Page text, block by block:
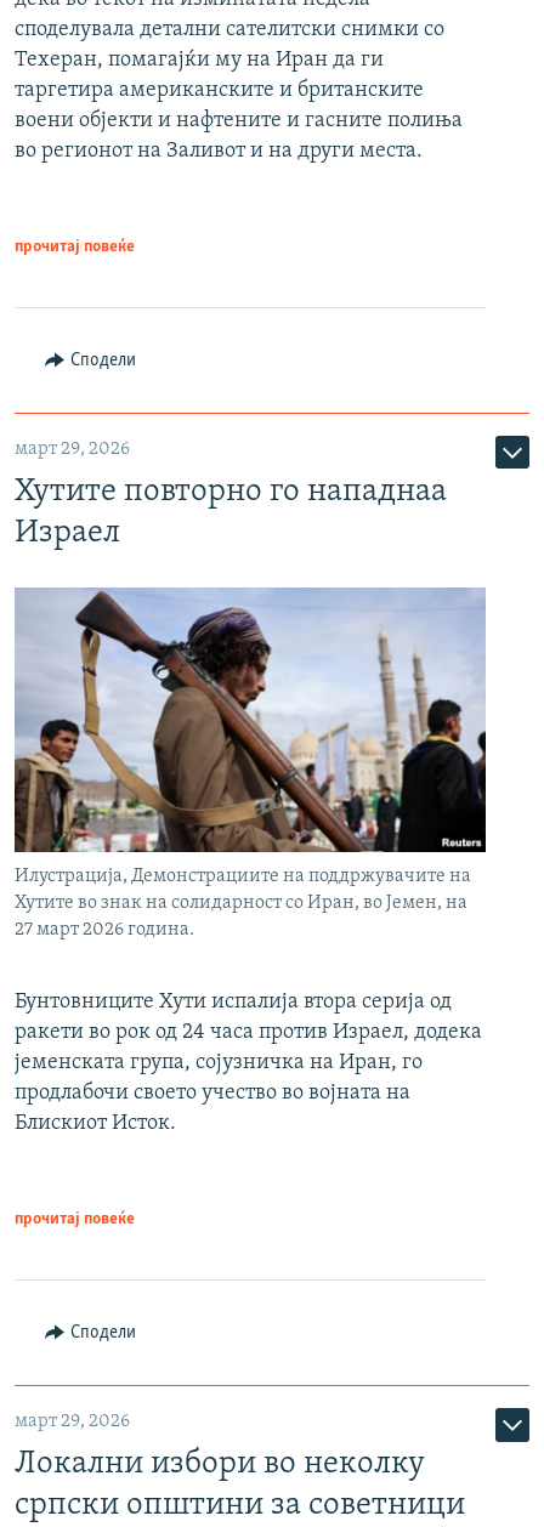
споделувала детални сателитски снимки со
Техеран, помагајќи му на Иран да ги
таргетира американските и британските
воени објекти и нафтените и гасните полиња
во регионот на Заливот и на други места.
прочитај повеќе
Сподели
март 29, 2026
Хутите повторно го нападнаа
Израел
Илустрација, Демонстрациите на поддржувачите на
Хутите во знак на солидарност со Иран, во Јемен, на
27 март 2026 година.
Бунтовниците Хути испалија втора серија од
ракети во рок од 24 часа против Израел, додека
јеменската група, сојузничка на Иран, го
продлабочи своето учество во војната на
Блискиот Исток.
прочитај повеќе
Сподели
март 29, 2026
Локални избори во неколку
српски општини за советници